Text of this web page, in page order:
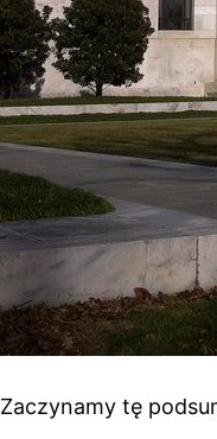
Zaczynamy tę